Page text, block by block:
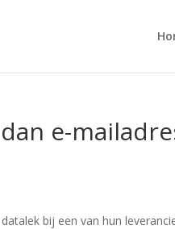
e-
bij een van hun